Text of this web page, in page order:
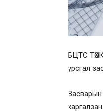
БЦТС
урсгал
Засварын